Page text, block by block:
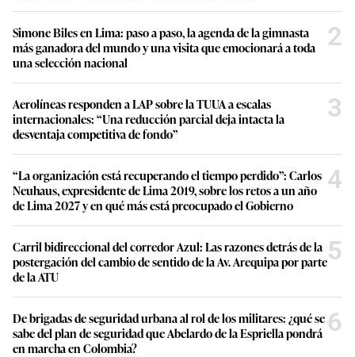
Simone Biles en Lima: paso a paso, la agenda de la gimnasta
más ganadora del mundo y una visita que emocionará a toda
una selección nacional
2
Aerolíneas responden a LAP sobre la TUUA a escalas
internacionales: “Una reducción parcial deja intacta la
desventaja competitiva de fondo”
3
“La organización está recuperando el tiempo perdido”: Carlos
Neuhaus, expresidente de Lima 2019, sobre los retos a un año
de Lima 2027 y en qué más está preocupado el Gobierno
4
Carril bidireccional del corredor Azul: Las razones detrás de la
postergación del cambio de sentido de la Av. Arequipa por parte
de la ATU
5
De brigadas de seguridad urbana al rol de los militares: ¿qué se
sabe del plan de seguridad que Abelardo de la Espriella pondrá
en marcha en Colombia?
6